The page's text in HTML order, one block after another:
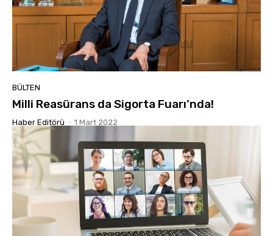
BÜLTEN
Milli Reasürans da Sigorta Fuarı’nda!
Haber Editörü - 1 Mart 2022